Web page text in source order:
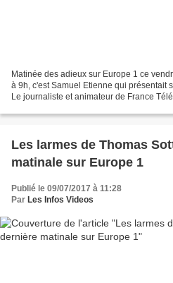
Matinée des adieux sur Europe 1 ce
à 9h, c'est Samuel Etienne qui présentait
Le journaliste et animateur de France
Les larmes de Thomas
matinale sur Europe 1
Publié le 09/07/2017 à 11:28
Par Les Infos Videos